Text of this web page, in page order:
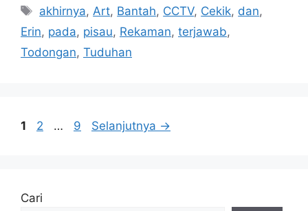
Tag
akhirnya, Art, Bantah, CCTV, Cekik, dan,
Erin, pada, pisau, Rekaman, terjawab,
Todongan, Tuduhan
Halaman
1 Halaman
2 … Halaman
9 Selanjutnya →
Cari